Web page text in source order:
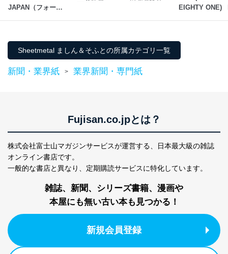
当社は、内部監査及びマネジメントレビューの機会を通
ステムに関するご相談及び苦情については以下までご連
TEL：0570-200-223
FAX：03-5459-7073
e-mail：cs@fujisan.co.jp
改訂：2025年2月20日
制定：2005年4月1日
株式会社富士山マガジンサービス
代表取締役会長 西野 伸一郎
１．個人情報保護管理者
当社は以下の個人情報保護管理者を設置し、個人情報保
JAPAN（フォーブ
EIGHTY ONE)
Sheetmetal ましん＆そふとの所属カテゴリ一覧
新聞・業界紙 > 業界新聞・専門紙
Fujisan.co.jpとは？
株式会社富士山マガジンサービスが運営する、
日本最大級の雑誌
オンライン書店です。
一般的な書店と異なり、 定期購読サービスに特化しています。
雑誌、新聞、シリーズ書籍、漫画や
本屋にも無い古い本も見つかる！
新規会員登録